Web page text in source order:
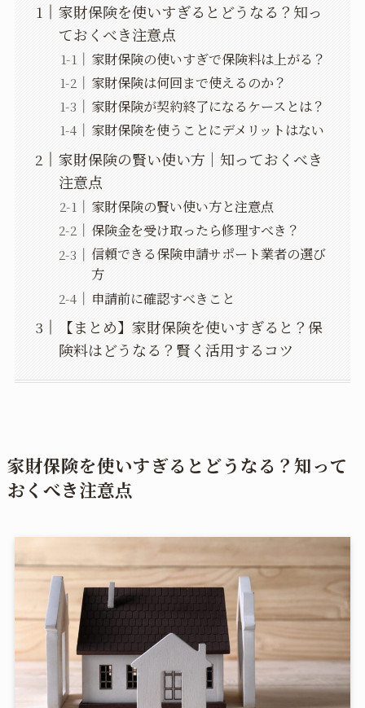
家財保険を使いすぎるとどうなる？知っ
ておくべき注意点
家財保険の使いすぎで保険料は上がる？
家財保険は何回まで使えるのか？
家財保険が契約終了になるケースとは？
家財保険を使うことにデメリットはない
家財保険の賢い使い方｜知っておくべき
注意点
家財保険の賢い使い方と注意点
保険金を受け取ったら修理すべき？
信頼できる保険申請サポート業者の選び
方
申請前に確認すべきこと
【まとめ】家財保険を使いすぎると？保
険料はどうなる？賢く活用するコツ
家財保険を使いすぎるとどうなる？知って
おくべき注意点